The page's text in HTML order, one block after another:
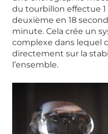
du tourbillon effectue 1
deuxième en 18
minute. Cela crée un
complexe dans lequel
directement sur la
l’ensemble.